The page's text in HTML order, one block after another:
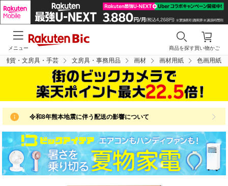
買い物かご
商品を探す
メニュー
雑貨・文房具・手芸 文房具・事務用品 画材 画材用紙 色画用紙
令和8年熊本地震に伴う配送の影響について